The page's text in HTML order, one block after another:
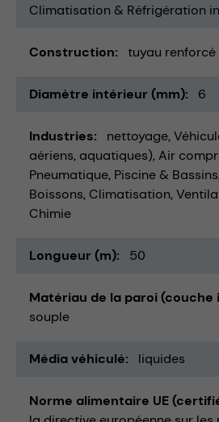
Climatisation & Réfrigération
Construction tuyau renforcé
Diamètre intérieur (mm) 6
Industries nettoyage
aériens, aquatiques) Air
Pneumatique Piscine & Bassins
Boissons Climatisation,
Chimie
Longueur (m) 50
Matériau de la paroi
souple
Média véhiculé liquides
Norme alimentaire UE